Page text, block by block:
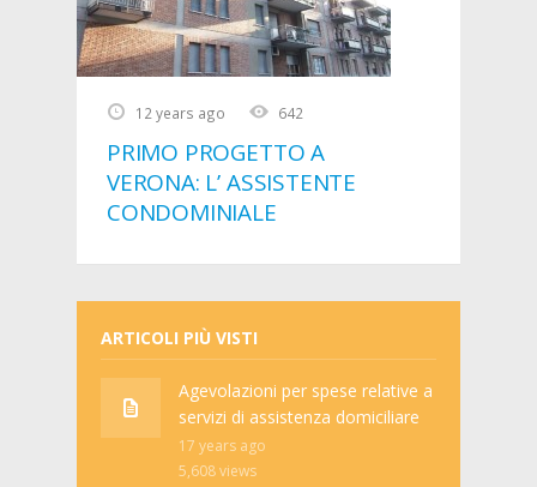
12 years ago 642
PRIMO PROGETTO A
VERONA: L’ ASSISTENTE
CONDOMINIALE
ARTICOLI PIÙ VISTI
Agevolazioni per spese relative a
servizi di assistenza domiciliare
17 years ago
5,608views